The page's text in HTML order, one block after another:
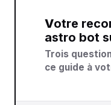
Votre recommandation sur
astro bot
Trois
ce guide à